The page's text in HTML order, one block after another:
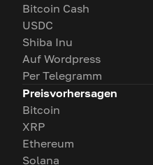
Bitcoin Cash
USDC
Shiba Inu
Auf Wordpress
Per Telegramm
Preisvorhersagen
Bitcoin
XRP
Ethereum
Solana